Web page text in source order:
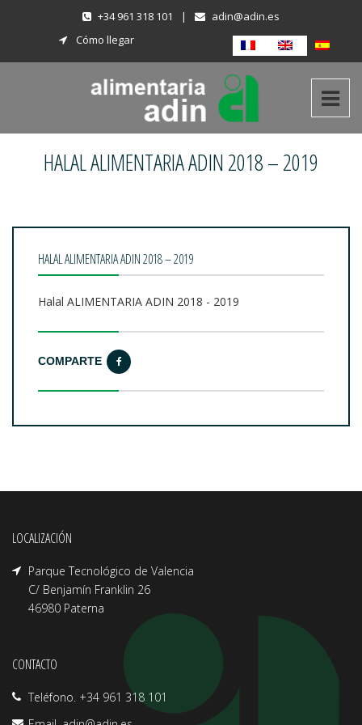
+34 961 318 101 |
adin@adin.es
Cómo llegar
HALAL ALIMENTARIA ADIN 2018 – 2019
HALAL ALIMENTARIA ADIN 2018 – 2019
Halal ALIMENTARIA ADIN 2018 - 2019
COMPARTE
LOCALIZACIÓN
Parque Tecnológico de Valencia
C/ Benjamín Franklin 26
46980 Paterna
CONTACTO
Teléfono. +34 961 318 101